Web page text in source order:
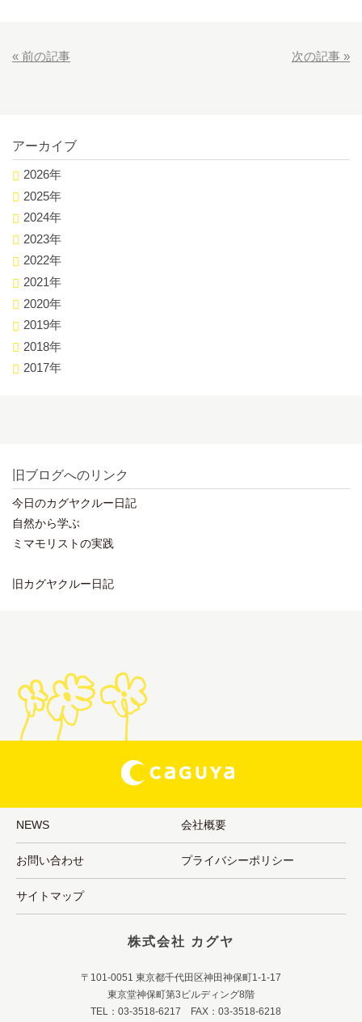
« 前の記事 次の記事 »
アーカイブ
2026年
2025年
2024年
2023年
2022年
2021年
2020年
2019年
2018年
2017年
旧ブログへのリンク
今日のカグヤクルー日記
自然から学ぶ
ミマモリストの実践
旧カグヤクルー日記
NEWS 会社概要
お問い合わせ プライバシーポリシー
サイトマップ
株式会社 カグヤ
〒101-0051 東京都千代田区神田神保町1-1-17
東京堂神保町第3ビルディング8階
TEL：03-3518-6217 FAX：03-3518-6218